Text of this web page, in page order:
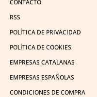
CONTACTO
RSS
POLÍTICA DE PRIVACIDAD
POLÍTICA DE COOKIES
EMPRESAS CATALANAS
EMPRESAS ESPAÑOLAS
CONDICIONES DE COMPRA